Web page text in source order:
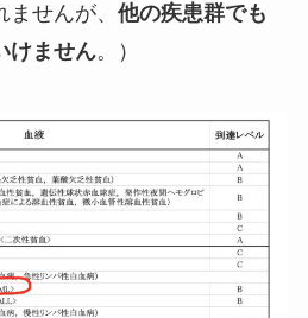
ませんが、 他の疾患群でも
けません。）